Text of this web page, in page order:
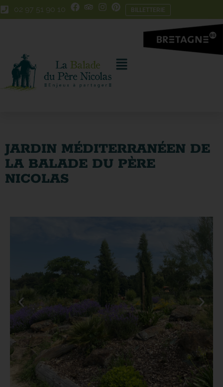
Skip
to
Aller
à
02 97 51 90 10 BILLETTERIE
JARDIN MÉDITERRANÉEN DE
LA BALADE DU PÈRE
NICOLAS